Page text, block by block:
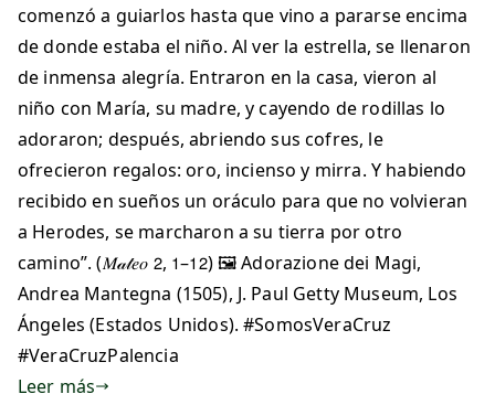
comenzó a guiarlos hasta que vino a pararse encima
de donde estaba el niño. Al ver la estrella, se llenaron
de inmensa alegría. Entraron en la casa, vieron al
niño con María, su madre, y cayendo de rodillas lo
adoraron; después, abriendo sus cofres, le
ofrecieron regalos: oro, incienso y mirra. Y habiendo
recibido en sueños un oráculo para que no volvieran
a Herodes, se marcharon a su tierra por otro
camino”. (𝑀𝒶𝓉𝑒𝑜 𝟤, 𝟣–𝟣𝟤) 🖼 Adorazione dei Magi,
Andrea Mantegna (1505), J. Paul Getty Museum, Los
Ángeles (Estados Unidos). #SomosVeraCruz
#VeraCruzPalencia
Leer más